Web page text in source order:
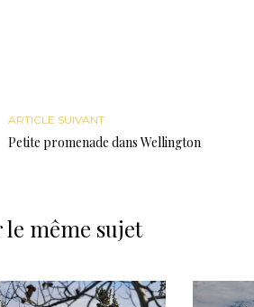
ARTICLE SUIVANT
Petite promenade dans Wellington
le même sujet